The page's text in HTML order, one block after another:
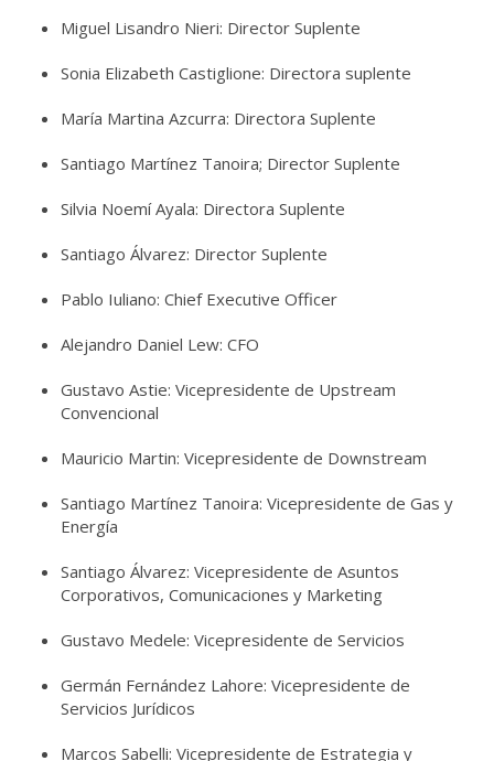
Miguel Lisandro Nieri: Director Suplente
Sonia Elizabeth Castiglione: Directora suplente
María Martina Azcurra: Directora Suplente
Santiago Martínez Tanoira; Director Suplente
Silvia Noemí Ayala: Directora Suplente
Santiago Álvarez: Director Suplente
Pablo Iuliano: Chief Executive Officer
Alejandro Daniel Lew: CFO
Gustavo Astie: Vicepresidente de Upstream
Convencional
Mauricio Martin: Vicepresidente de Downstream
Santiago Martínez Tanoira: Vicepresidente de Gas y
Energía
Santiago Álvarez: Vicepresidente de Asuntos
Corporativos, Comunicaciones y Marketing
Gustavo Medele: Vicepresidente de Servicios
Germán Fernández Lahore: Vicepresidente de
Servicios Jurídicos
Marcos Sabelli: Vicepresidente de Estrategia y